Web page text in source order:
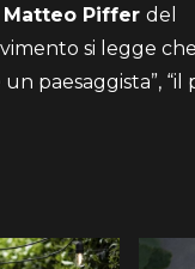
Matteo Piffer del
si legge che
paesaggista”, “il